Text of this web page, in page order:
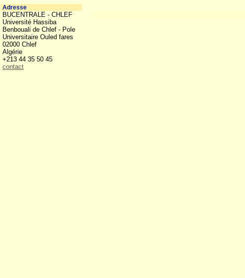
Adresse
BUCENTRALE - CHLEF
Université Hassiba
Benbouali de Chlef - Pole
Universitaire Ouled fares
02000 Chlef
Algérie
+213 44 35 50 45
contact